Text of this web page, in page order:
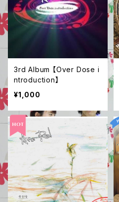
3rd Album 【Over Dose i
ntroduction】
¥1,000